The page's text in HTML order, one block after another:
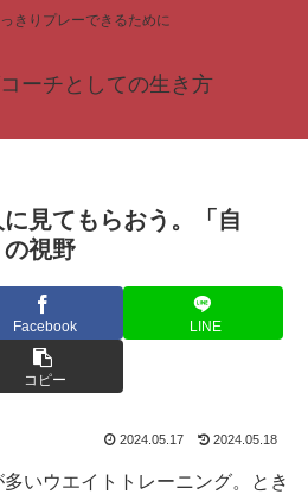
きりプレーできるために
ーチとしての生き方
に見てもらおう。「自
視野
Facebook LINE
コピー
2024.05.17 2024.05.18
いウエイトトレーニング。とき